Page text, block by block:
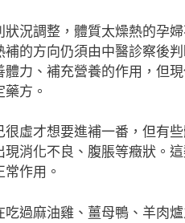
調整，體質太燥熱的孕婦
的方向仍須由中醫診察後
體力、補充營養的作用，但
方。
才想要進補一番，但有些
消化不良、腹脹等癥狀。
作用。
麻油雞、薑母鴨、羊肉爐